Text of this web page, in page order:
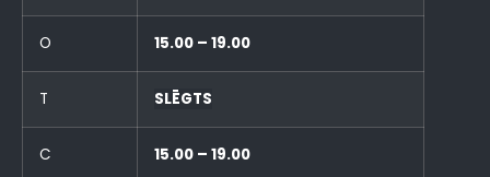
O 15.00 – 19.00
T SLĒGTS
C 15.00 – 19.00